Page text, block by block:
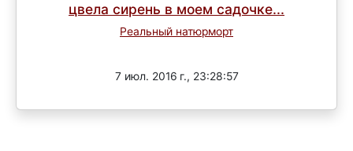
цвела сирень в моем садочке...
Реальный натюрморт
7 июл. 2016 г., 23:28:57